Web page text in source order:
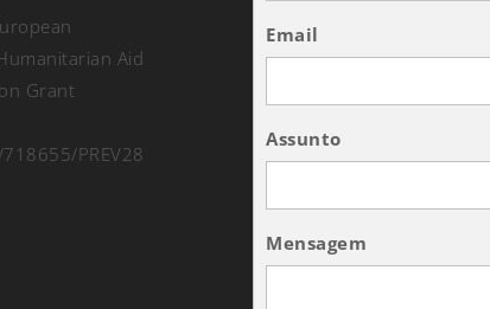
Aid
Grant
PREV28
Email
Assunto
Mensagem